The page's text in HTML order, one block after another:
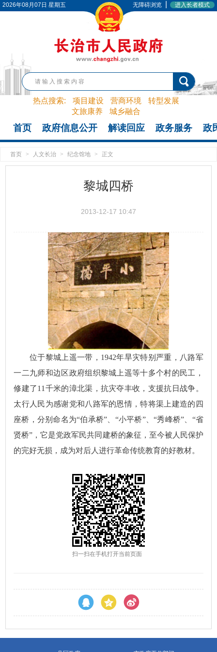
2026年08月07日 星期五 无障碍浏览 进入长者模式
热点搜索: 项目建设 营商环境
转型发展
文旅康养
城乡融合
首页 政府信息公开 解读回应 政务服务 政
首页 > 人文长治 > 纪念馆地 > 正文
黎城四桥
2013-12-17 10:47
位于黎城上遥一带，1942年旱灾特别严重，八路军
一二九师和边区政府组织黎城上遥等十多个村的民工，
修建了11千米的漳北渠，抗灾夺丰收，支援抗日战争。
太行人民为感谢党和八路军的恩情，特将渠上建造的四
座桥，分别命名为“伯承桥”、“小平桥”、“秀峰桥”、“省
贤桥”，它是党政军民共同建桥的象征，至今被人民保护
的完好无损，成为对后人进行革命传统教育的好教材。
扫一扫在手机打开当前页面